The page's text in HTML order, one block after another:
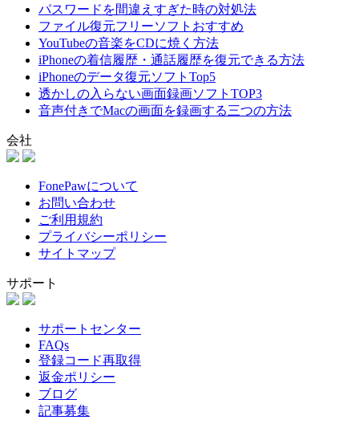
パスワードを間違えすぎた時の対処法
ファイル復元フリーソフトおすすめ
YouTubeの音楽をCDに焼く方法
iPhoneの着信履歴・通話履歴を復元できる方法
iPhoneのデータ復元ソフトTop5
透かしの入らない画面録画ソフトTOP3
音声付きでMacの画面を録画する三つの方法
会社
FonePawについて
お問い合わせ
ご利用規約
プライバシーポリシー
サイトマップ
サポート
サポートセンター
FAQs
登録コード再取得
返金ポリシー
ブログ
記事募集